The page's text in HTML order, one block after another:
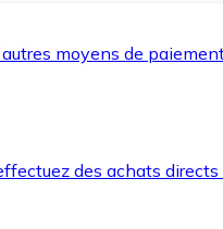
moyens de
des achats